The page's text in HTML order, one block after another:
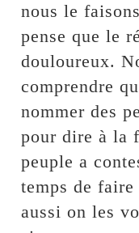
nous le
pense que le
douloureux.
comprendre
nommer des
pour dire à la
peuple a
temps de
aussi on les